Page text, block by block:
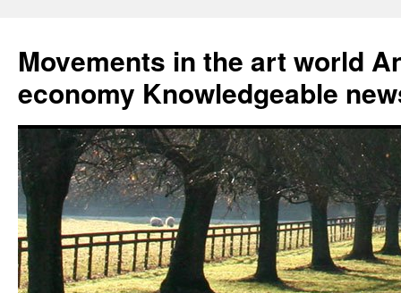
content
Movements in the art world
economy Knowledgeable